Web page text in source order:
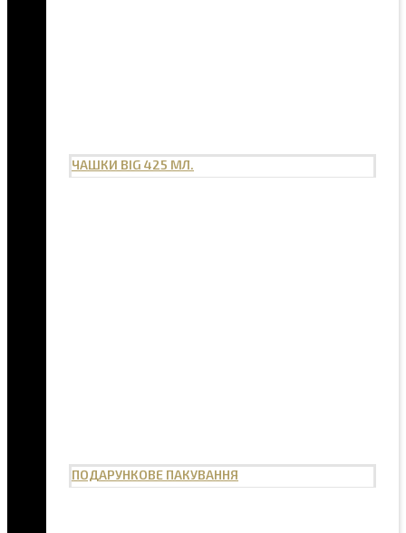
ЧАШКИ BIG 425 МЛ.
ПОДАРУНКОВЕ ПАКУВАННЯ